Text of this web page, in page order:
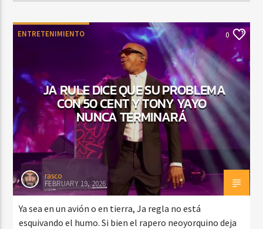
ENTRETENIMIENTO 0
JA RULE DICE QUE SU PROBLEMA
CON 50 CENT Y TONY YAYO
NUNCA TERMINARÁ
rasco
FEBRUARY 19, 2026
Ya sea en un avión o en tierra, Ja regla no está
esquivando el humo. Si bien el rapero neoyorquino deja